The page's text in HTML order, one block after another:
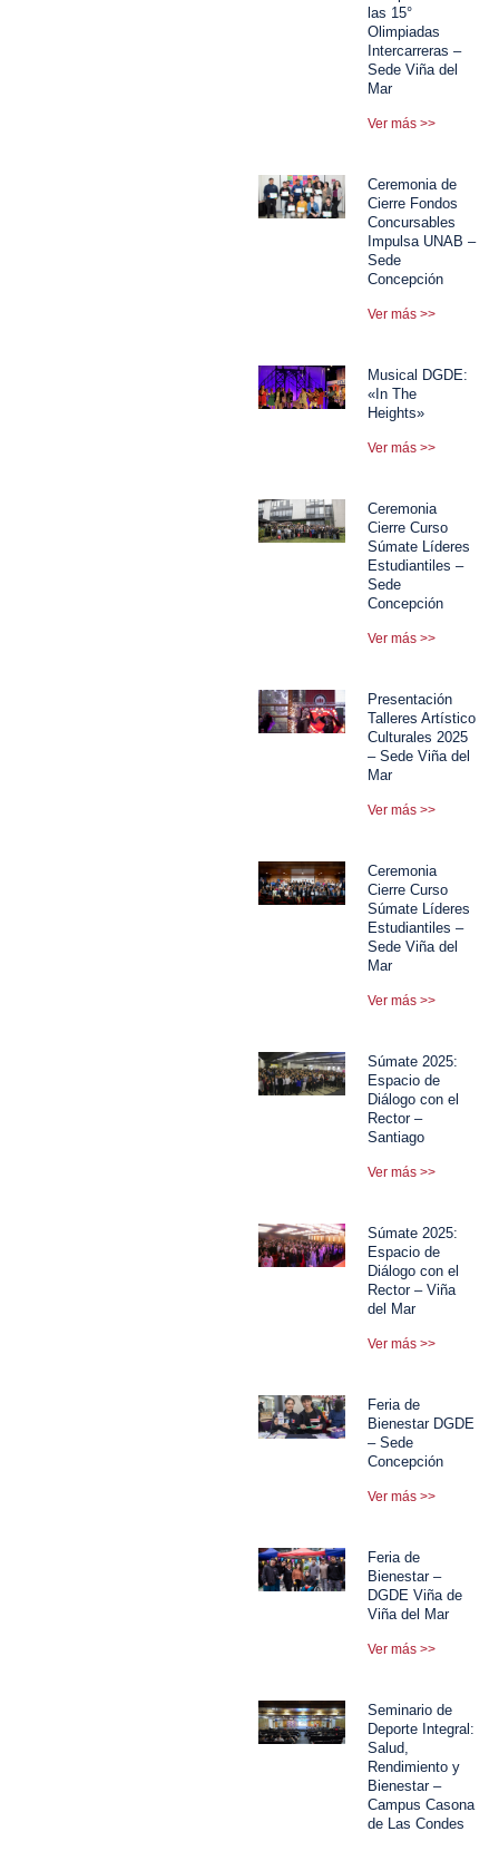
las 15°
Olimpiadas
Intercarreras –
Sede Viña del
Mar
Ver más >>
Ceremonia de
Cierre Fondos
Concursables
Impulsa UNAB –
Sede
Concepción
Ver más >>
Musical DGDE:
«In The
Heights»
Ver más >>
Ceremonia
Cierre Curso
Súmate Líderes
Estudiantiles –
Sede
Concepción
Ver más >>
Presentación
Talleres Artístico
Culturales 2025
– Sede Viña del
Mar
Ver más >>
Ceremonia
Cierre Curso
Súmate Líderes
Estudiantiles –
Sede Viña del
Mar
Ver más >>
Súmate 2025:
Espacio de
Diálogo con el
Rector –
Santiago
Ver más >>
Súmate 2025:
Espacio de
Diálogo con el
Rector – Viña
del Mar
Ver más >>
Feria de
Bienestar DGDE
– Sede
Concepción
Ver más >>
Feria de
Bienestar –
DGDE Viña de
Viña del Mar
Ver más >>
Seminario de
Deporte Integral:
Salud,
Rendimiento y
Bienestar –
Campus Casona
de Las Condes